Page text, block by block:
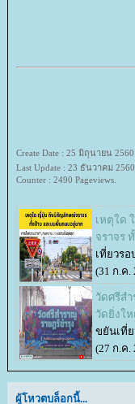
Create Date : 25 มิถุนายน 2560
Last Update : 23 ธันวาคม
Counter : 2490 Pageviews.
เหตุใด
จราจร
เที่ยวร
(31 ก.ค.
วัดศรีส
วัดยิ่งใ
ขยันเที่
(27 ก.ค.
ผู้โหวตบล็อกนี้...